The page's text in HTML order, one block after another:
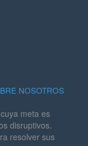
NOSOTROS
meta es
disruptivos.
resolver sus